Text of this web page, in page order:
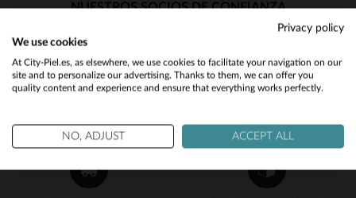
NUESTROS SOCIOS DE CONFIANZA
Would you like to be redirected to our English site?
No
Yes
Privacy policy
We use cookies
At City-Piel.es, as elsewhere, we use cookies to facilitate your navigation on our
site and to personalize our advertising. Thanks to them, we can offer you
quality content and experience and ensure that everything works perfectly.
NO, ADJUST ACCEPT ALL